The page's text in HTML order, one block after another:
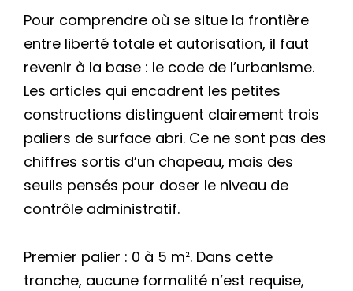
Pour comprendre où se situe la frontière
entre liberté totale et autorisation, il faut
revenir à la base : le code de l’urbanisme.
Les articles qui encadrent les petites
constructions distinguent clairement trois
paliers de surface abri. Ce ne sont pas des
chiffres sortis d’un chapeau, mais des
seuils pensés pour doser le niveau de
contrôle administratif.
Premier palier : 0 à 5 m². Dans cette
tranche, aucune formalité n’est requise,